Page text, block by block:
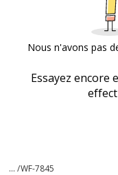
Nous n'avons pas
Essayez encore
... /WF-7845